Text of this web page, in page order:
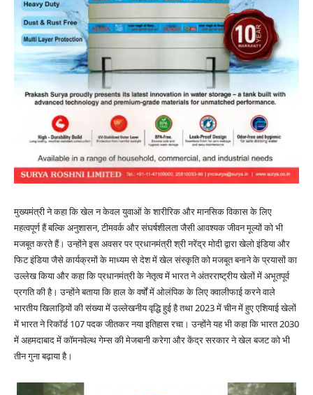
मुख्यमंत्री ने कहा कि खेल न केवल युवाओं के शारीरिक और मानसिक विकास के लिए
महत्वपूर्ण हैं बल्कि अनुशासन, टीमवर्क और संघर्षशीलता जैसी आवश्यक जीवन मूल्यों को भी
मजबूत करते हैं। उन्होंने इस अवसर पर प्रधानमंत्री श्री नरेंद्र मोदी द्वारा खेलो इंडिया और
फिट इंडिया जैसे कार्यक्रमों के माध्यम से देश में खेल संस्कृति को मजबूत बनाने के प्रयासों का
उल्लेख किया और कहा कि प्रधानमंत्री के नेतृत्व में भारत ने अंतरराष्ट्रीय खेलों में अभूतपूर्व
प्रगति की है। उन्होंने बताया कि हाल के वर्षों में ओलंपिक के लिए क्वालीफाई करने वाले
भारतीय खिलाड़ियों की संख्या में उल्लेखनीय वृद्धि हुई है तथा 2023 में चीन में हुए एशियाई खेलों
में भारत ने रिकॉर्ड 107 पदक जीतकर नया इतिहास रचा। उन्होंने यह भी कहा कि भारत 2030
में अहमदाबाद में कॉमनवेल्थ गेम्स की मेजबानी करेगा और केंद्र सरकार ने खेल बजट को भी
तीन गुना बढ़ाया है।